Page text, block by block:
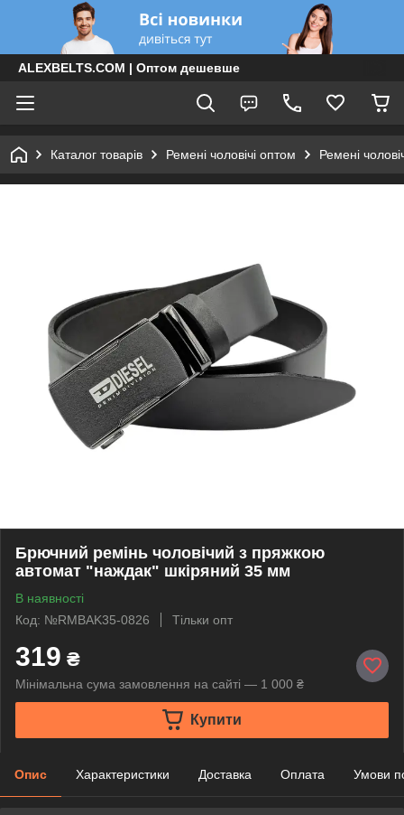
ALEXBELTS.COM | Оптом дешевше
Каталог товарів Ремені чоловічі оптом Ремені
Брючний ремінь чоловічий з пряжкою
автомат "наждак" шкіряний 35 мм
В наявності
Код: №RMBAK35-0826
Тільки опт
319 ₴
Мінімальна сума замовлення на сайті — 1 000 ₴
Купити
Опис Характеристики Доставка Оплата Умови